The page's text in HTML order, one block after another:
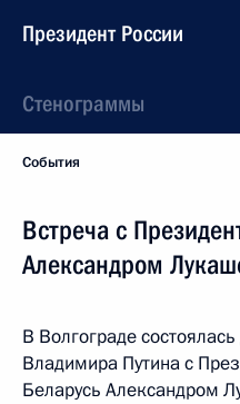
Президент России
Стенограммы
События
Встреча с
Александром
В Волгограде
Владимира Путина с
Беларусь Александром